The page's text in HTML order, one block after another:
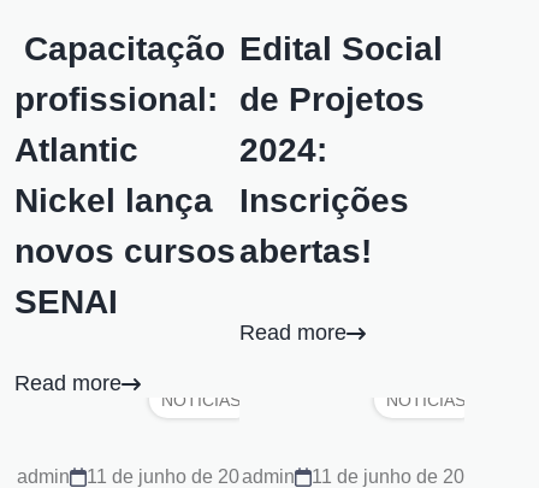
Capacitação
profissional:
Atlantic
Nickel lança
novos cursos
SENAI
Read more
Edital Social
de Projetos
2024:
Inscrições
abertas!
Read more
NOTÍCIAS
admin 11 de junho de 2024
NOTÍCIAS
admin 11 de junho de 2024